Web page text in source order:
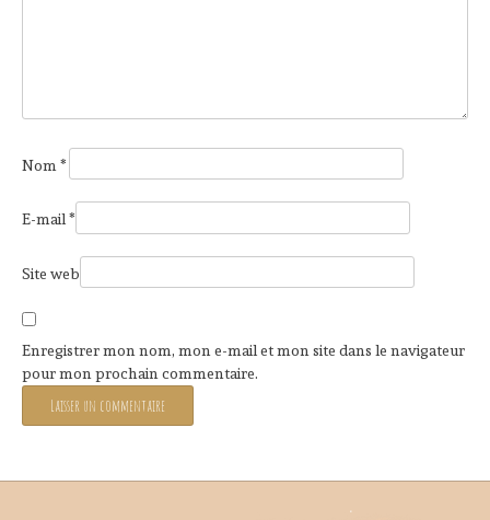
Nom *
E-mail*
Site web
Enregistrer mon nom, mon e-mail et mon site dans le navigateur
pour mon prochain commentaire.